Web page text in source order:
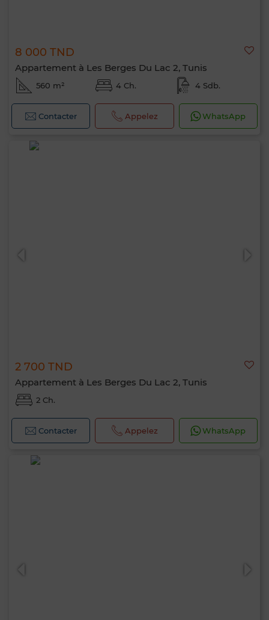
8 000 TND
Appartement à Les Berges Du Lac 2, Tunis
560 m² 4 Ch. 4 Sdb.
Contacter Appelez WhatsApp
2 700 TND
Appartement à Les Berges Du Lac 2, Tunis
2 Ch.
Contacter Appelez WhatsApp